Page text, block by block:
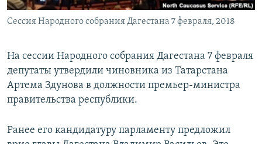
Все сайты РСЕ/РС
Сессия Народного собрания Дагестана 7 февраля, 2018
На сессии Народного собрания Дагестана 7 февраля
депутаты утвердили чиновника из Татарстана
Артема Здунова в должности премьер-министра
правительства республики.
Ранее его кандидатуру парламенту предложил